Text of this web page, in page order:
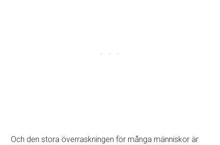
Och den stora överraskningen för många människor är